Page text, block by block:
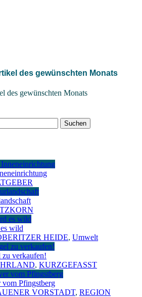
des gewünschten Monats
des gewünschten Monats
wild
HEIDE, Umwelt
verkaufen!
, KURZGEFASST
Pfingstberg
VORSTADT, REGION